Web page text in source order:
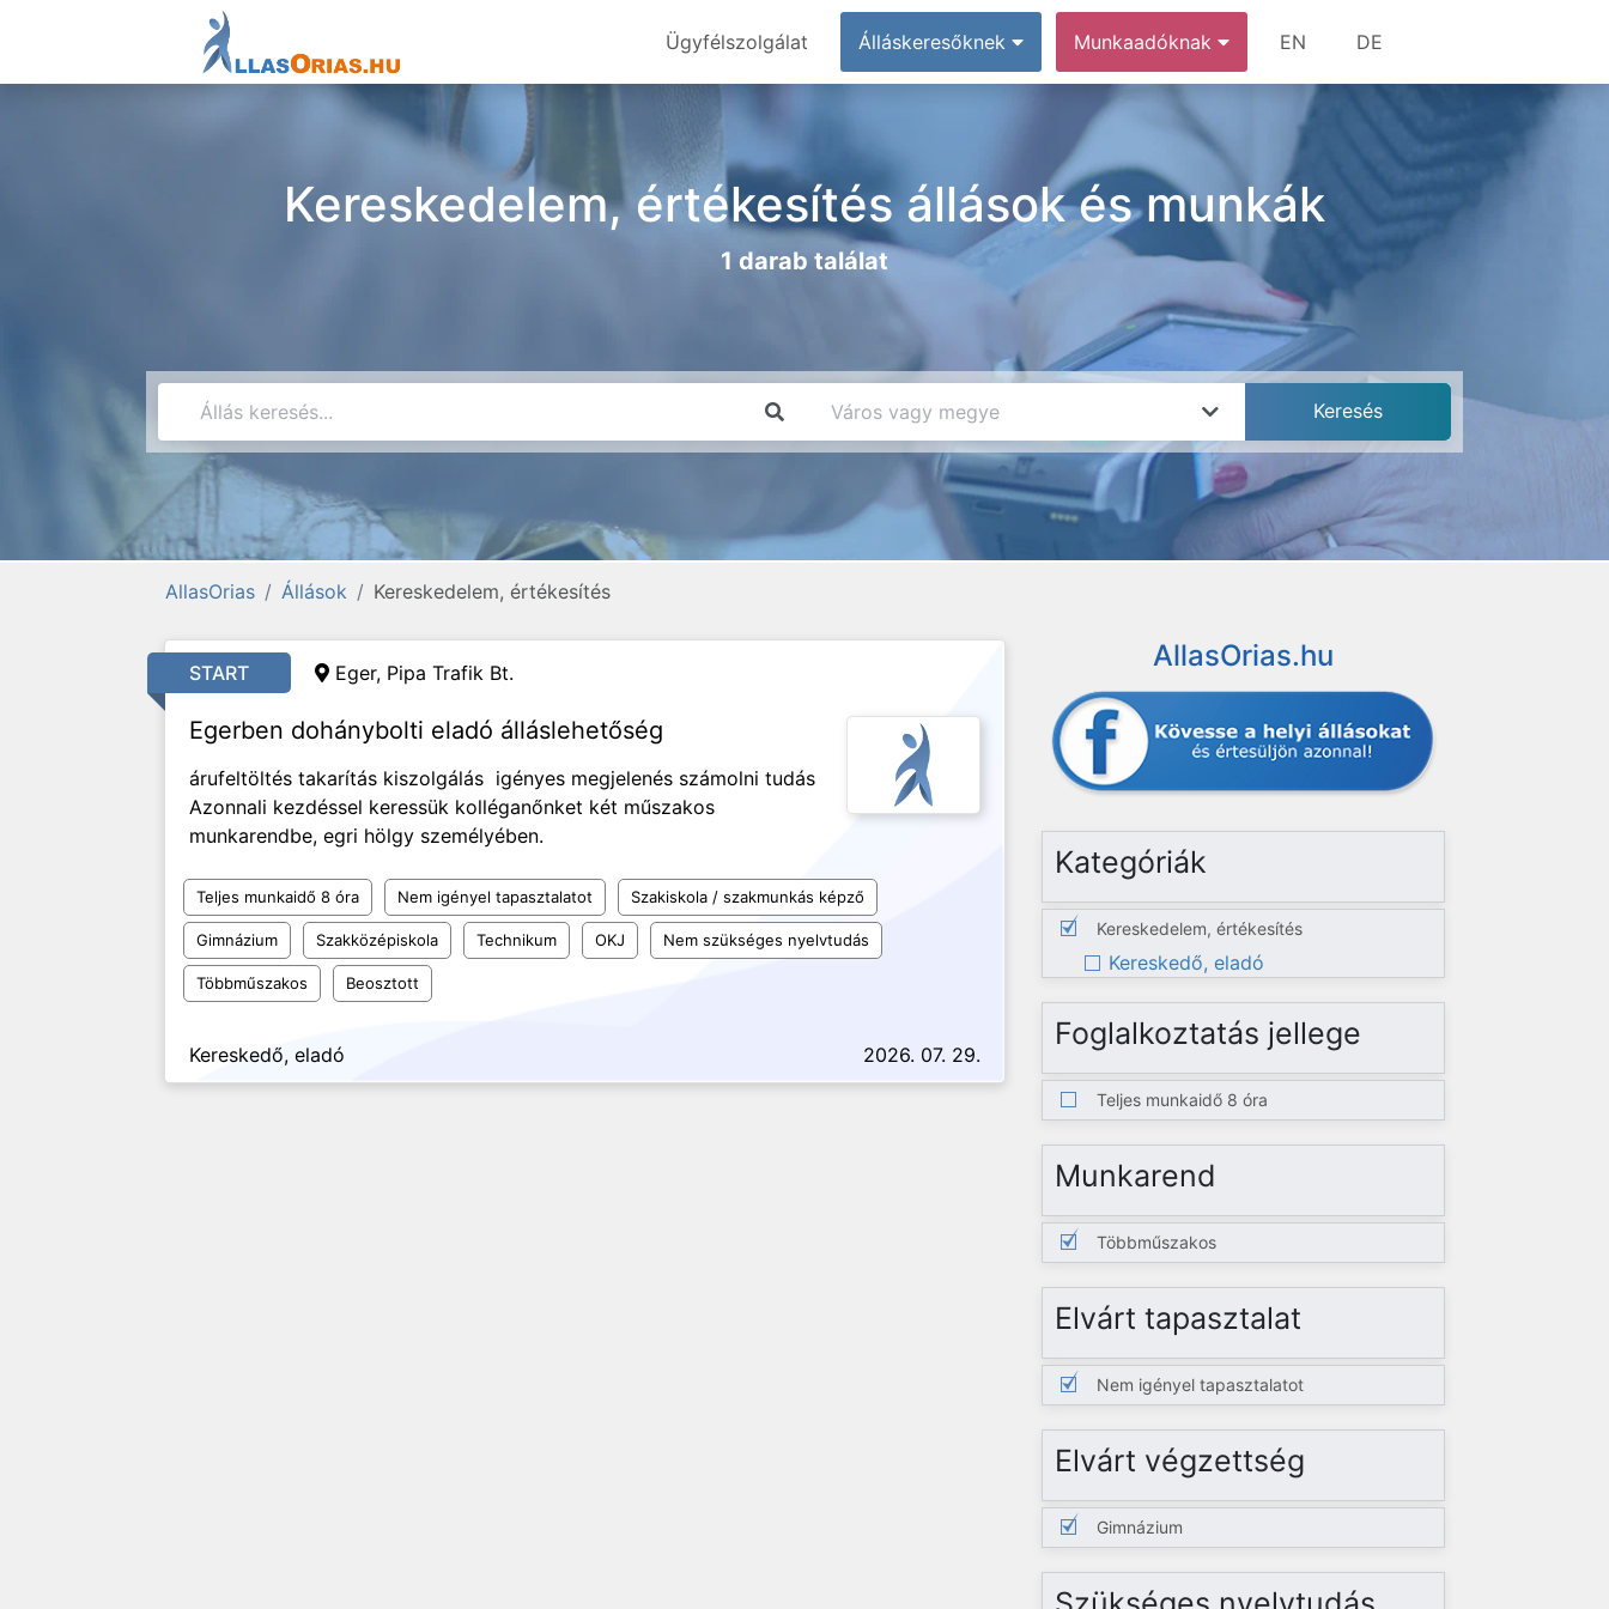
Ügyfélszolgálat Álláskeresőknek Munkaadóknak EN DE
Kereskedelem, értékesítés állások és munkák
1 darab találat
AllasOrias Állások Kereskedelem, értékesítés
START Eger, Pipa Trafik Bt.
Egerben dohánybolti eladó álláslehetőség
árufeltöltés takarítás kiszolgálás igényes megjelenés számolni tudás
Azonnali kezdéssel keressük kolléganőnket két műszakos
munkarendbe, egri hölgy személyében.
Teljes munkaidő 8 óra Nem igényel tapasztalatot Szakiskola / szakmunkás képző
Gimnázium Szakközépiskola Technikum OKJ Nem szükséges nyelvtudás
Többműszakos Beosztott
Kereskedő, eladó 2026. 07. 29.
AllasOrias.hu
Kategóriák
Kereskedelem, értékesítés
Kereskedő, eladó
Foglalkoztatás jellege
Teljes munkaidő 8 óra
Munkarend
Többműszakos
Elvárt tapasztalat
Nem igényel tapasztalatot
Elvárt végzettség
Gimnázium